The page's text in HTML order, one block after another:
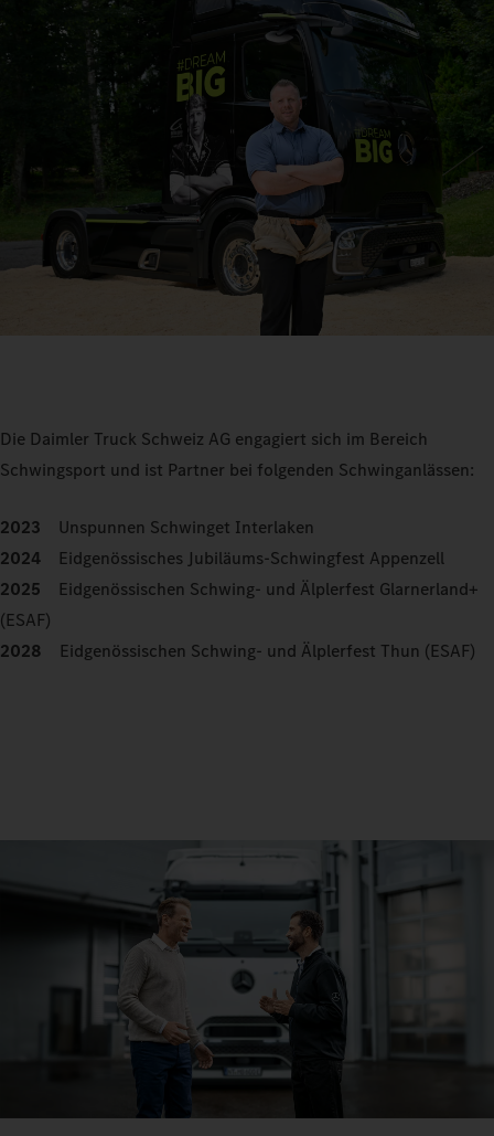
Die Daimler Truck Schweiz AG engagiert sich im Bereich
Schwingsport und ist Partner bei folgenden Schwinganlässen:
2023 Unspunnen Schwinget Interlaken
2024 Eidgenössisches Jubiläums-Schwingfest Appenzell
2025 Eidgenössischen Schwing- und Älplerfest Glarnerland+
(ESAF)
2028
Eidgenössischen Schwing- und Älplerfest Thun (ESAF)